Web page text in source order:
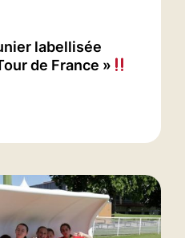
labellisée
de France »